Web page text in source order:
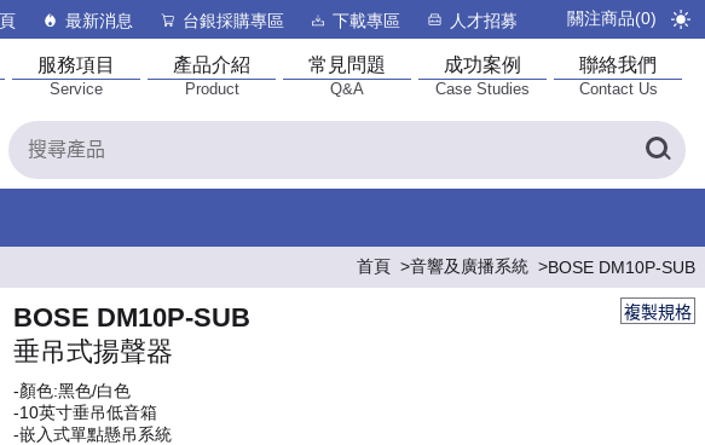
最新消息 台銀採購專區 下載專區 人才招募 關注商品(0)
服務項目
Service
產品介紹
Product
常見問題
Q&A
成功案例
Case Studies
聯絡我們
Contact Us
首頁 音響及廣播系統 BOSE DM10P-SUB
複製規格
BOSE DM10P-SUB
垂吊式揚聲器
-顏色:黑色/白色
-10英寸垂吊低音箱
-嵌入式單點懸吊系統